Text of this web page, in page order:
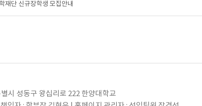
재단 신규장학생 모집안내
시 성동구 왕십리로 222 한양대학교